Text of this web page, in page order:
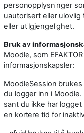
personopplysninger
uautorisert eller ulovlig
eller utilgjengelighet.
Bruk av
Moodle, som
informasjonskapsler:
MoodleSession
du logger inn i
sant du ikke har
en kortere tid for